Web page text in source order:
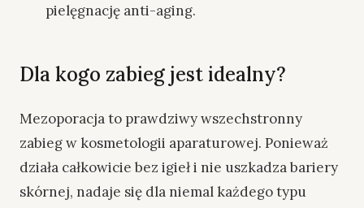
pielęgnację anti-aging.
Dla kogo zabieg jest idealny?
Mezoporacja to prawdziwy wszechstronny
zabieg w kosmetologii aparaturowej. Ponieważ
działa całkowicie bez igieł i nie uszkadza bariery
skórnej, nadaje się dla niemal każdego typu